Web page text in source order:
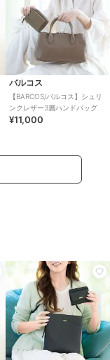
バルコス
【BARCOS/バルコス】シュリ
ンクレザー3層ハンドバッグ
¥11,000